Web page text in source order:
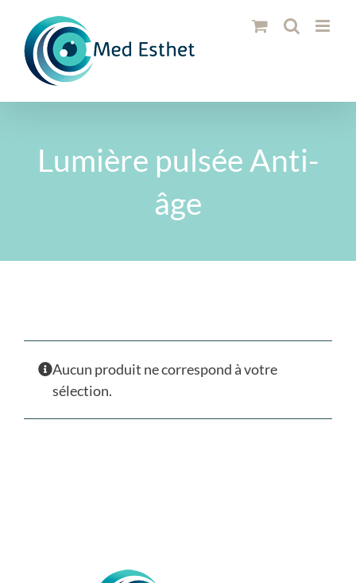
contenu
Lumière pulsée Anti-
âge
Aucun produit ne correspond à votre
sélection.